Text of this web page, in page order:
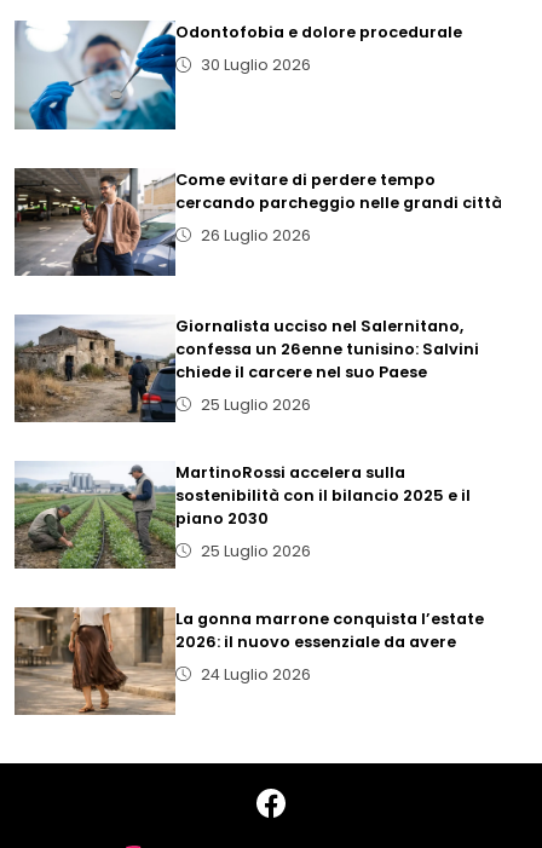
Odontofobia e dolore procedurale
30 Luglio 2026
Come evitare di perdere tempo
cercando parcheggio nelle grandi città
26 Luglio 2026
Giornalista ucciso nel Salernitano,
confessa un 26enne tunisino: Salvini
chiede il carcere nel suo Paese
25 Luglio 2026
MartinoRossi accelera sulla
sostenibilità con il bilancio 2025 e il
piano 2030
25 Luglio 2026
La gonna marrone conquista l’estate
2026: il nuovo essenziale da avere
24 Luglio 2026